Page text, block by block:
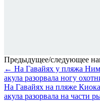
Предыдущее/следующее
← На Гавайях у пляжа
акула разорвала ногу
На Гавайях на пляже
акула разорвала на части